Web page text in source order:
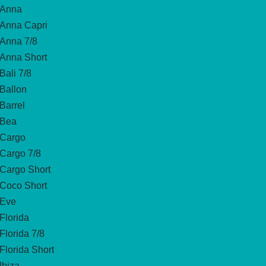
Anna
Anna Capri
Anna 7/8
Anna Short
Bali 7/8
Ballon
Barrel
Bea
Cargo
Cargo 7/8
Cargo Short
Coco Short
Eve
Florida
Florida 7/8
Florida Short